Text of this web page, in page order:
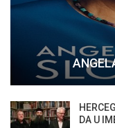
DA U